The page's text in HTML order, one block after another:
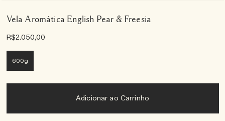
Vela Aromática English Pear & Freesia
R$2.050,00
600g
Adicionar ao Carrinho